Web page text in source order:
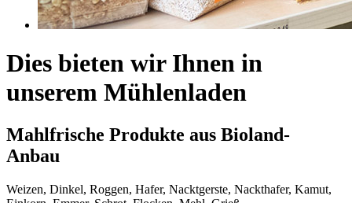
Dies bieten wir Ihnen in
unserem Mühlenladen
Mahlfrische Produkte aus Bioland-
Anbau
Weizen, Dinkel, Roggen, Hafer, Nacktgerste, Nackthafer, Kamut,